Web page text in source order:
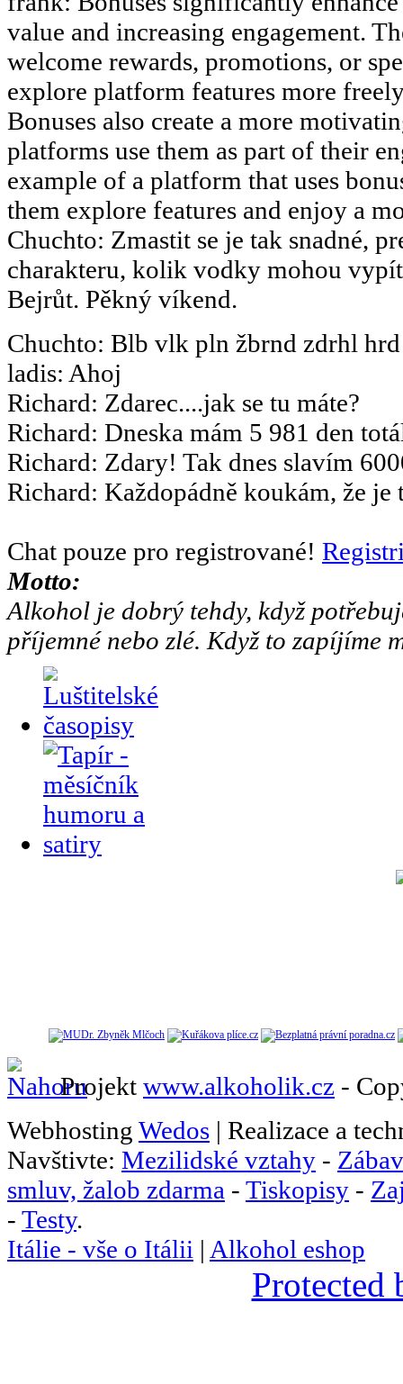
value and increasing engagement.
welcome rewards, promotions, or
explore platform features more
Bonuses also create a more
platforms use them as part of their
example of a platform that uses
them explore features and enjoy a
Chuchto: Zmastit se je tak snadné,
charakteru, kolik vodky mohou
Bejrůt. Pěkný víkend.
Chuchto: Blb vlk pln žbrnd zdrhl
ladis: Ahoj
Richard: Zdarec....jak se tu máte?
Richard: Dneska mám 5 981 den
Richard: Zdary! Tak dnes slavím
Richard: Každopádně koukám, že
Chat pouze pro registrované!
Motto:
Alkohol je dobrý tehdy, když
příjemné nebo zlé. Když to zapíjíme
Projekt www.alkoholik.cz -
Webhosting Wedos | Realizace a
Navštivte: Mezilidské vztahy -
smluv, žalob zdarma - Tiskopisy -
- Testy.
Itálie - vše o Itálii | Alkohol eshop
Protected